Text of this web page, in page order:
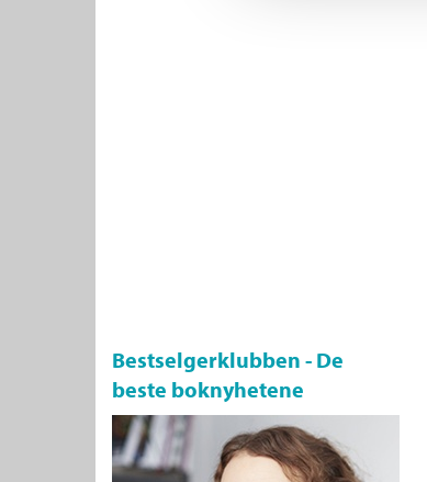
Bestselgerklubben - De
beste boknyhetene